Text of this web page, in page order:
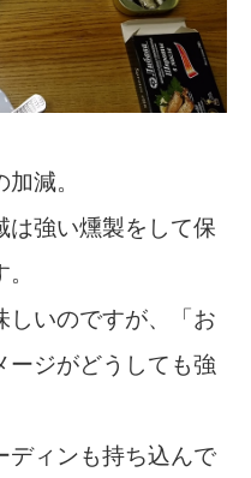
減。
は強い燻製をして保
しいのですが、「お
ージがどうしても強
ディンも持ち込んで